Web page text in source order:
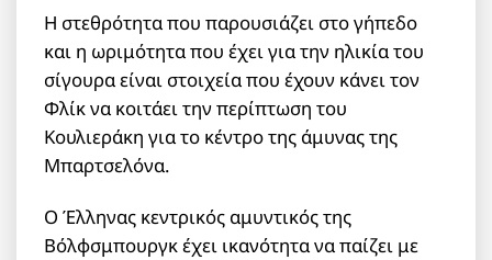
Η στεθρότητα που παρουσιάζει στο γήπεδο
και η ωριμότητα που έχει για την ηλικία του
σίγουρα είναι στοιχεία που έχουν κάνει τον
Φλίκ να κοιτάει την περίπτωση του
Κουλιεράκη για το κέντρο της άμυνας της
Μπαρτσελόνα.
Ο Έλληνας κεντρικός αμυντικός της
Βόλφσμπουργκ έχει ικανότητα να παίζει με